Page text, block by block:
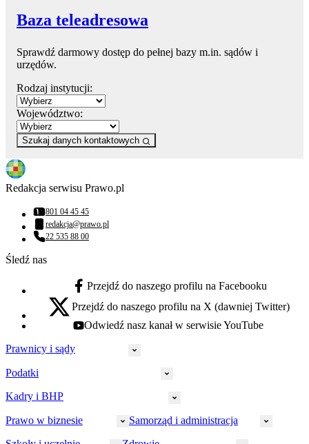
Baza teleadresowa
Sprawdź darmowy dostęp do pełnej bazy m.in. sądów i
urzędów.
Rodzaj instytucji:
Województwo:
Szukaj danych kontaktowych
Redakcja serwisu Prawo.pl
Numer telefonu:
801 04 45 45
Adres email:
redakcja@prawo.pl
Numer telefonu:
22 535 88 00
Śledź nas
facebook - otwiera się w nowej karcie
Przejdź do naszego profilu na Facebooku
x - otwiera się w nowej karcie
Przejdź do naszego profilu na X (dawniej Twitter)
youtube - otwiera się w nowej karcie
Odwiedź nasz kanał w serwisie YouTube
Prawnicy i sądy
Prawnicy
Policja
Podatki
CIT
Kadry i BHP
Prawo w biznesie Samorząd i administracja